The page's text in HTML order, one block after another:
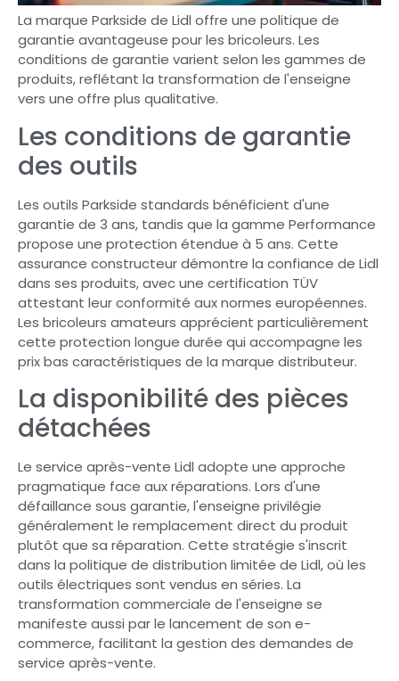
La marque Parkside de Lidl offre une politique de
garantie avantageuse pour les bricoleurs. Les
conditions de garantie varient selon les gammes de
produits, reflétant la transformation de l'enseigne
vers une offre plus qualitative.
Les conditions de garantie
des outils
Les outils Parkside standards bénéficient d'une
garantie de 3 ans, tandis que la gamme Performance
propose une protection étendue à 5 ans. Cette
assurance constructeur démontre la confiance de Lidl
dans ses produits, avec une certification TÜV
attestant leur conformité aux normes européennes.
Les bricoleurs amateurs apprécient particulièrement
cette protection longue durée qui accompagne les
prix bas caractéristiques de la marque distributeur.
La disponibilité des pièces
détachées
Le service après-vente Lidl adopte une approche
pragmatique face aux réparations. Lors d'une
défaillance sous garantie, l'enseigne privilégie
généralement le remplacement direct du produit
plutôt que sa réparation. Cette stratégie s'inscrit
dans la politique de distribution limitée de Lidl, où les
outils électriques sont vendus en séries. La
transformation commerciale de l'enseigne se
manifeste aussi par le lancement de son e-
commerce, facilitant la gestion des demandes de
service après-vente.